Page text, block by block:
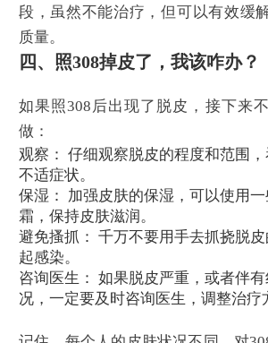
段，虽然不能治疗，但可以有效缓
质量。
四、照308掉皮了，我该咋办？
如果照308后出现了脱皮，接下来
做：
观察： 仔细观察脱皮的程度和范围
不适症状。
保湿： 加强皮肤的保湿，可以使用
霜，保持皮肤滋润。
避免搔抓： 千万不要用手去抓挠脱皮
起感染。
咨询医生： 如果脱皮严重，或者伴
况，一定要及时咨询医生，调整治疗